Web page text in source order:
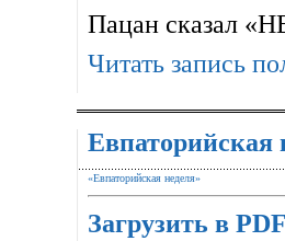
Пацан сказал
Читать запись
Евпаторийская
«Евпаторийская неделя»
Загрузить в